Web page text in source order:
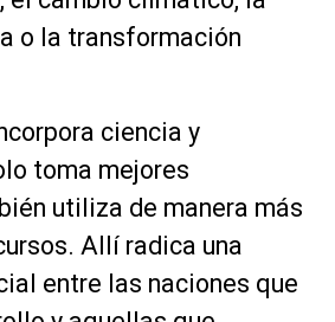
o la transformación
ciencia y
toma mejores
utiliza de manera más
Allí radica una
entre las naciones que